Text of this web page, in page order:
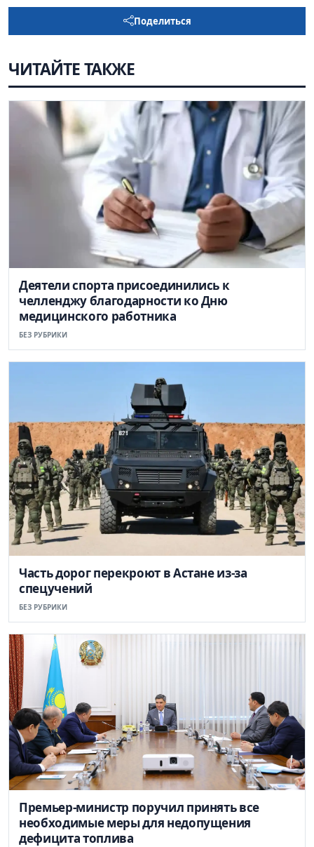
Поделиться
ЧИТАЙТЕ ТАКЖЕ
Деятели спорта присоединились к
челленджу благодарности ко Дню
медицинского работника
БЕЗ РУБРИКИ
Часть дорог перекроют в Астане из-за
спецучений
БЕЗ РУБРИКИ
Премьер-министр поручил принять все
необходимые меры для недопущения
дефицита топлива